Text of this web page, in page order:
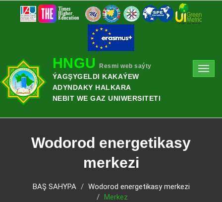
HNGU Resmi web saýty
ÝAGŞYGELDI KAKAÝEW
ADYNDAKY HALKARA
NEBIT WE GAZ UNIWERSITETI
Wodorod energetikasy
merkezi
BAŞ SAHYPA
Wodorod energetikasy merkezi
Merkez